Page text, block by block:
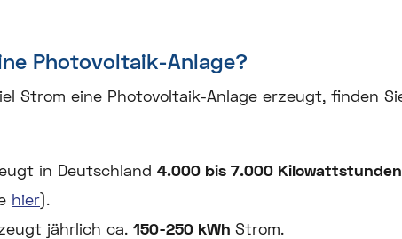
Photovoltaik-Anlage?
Strom eine Photovoltaik-Anlage erzeugt, finden
in Deutschland 4.000 bis 7.000 Kilowattstunden
hier).
jährlich ca. 150-250 kWh Strom.